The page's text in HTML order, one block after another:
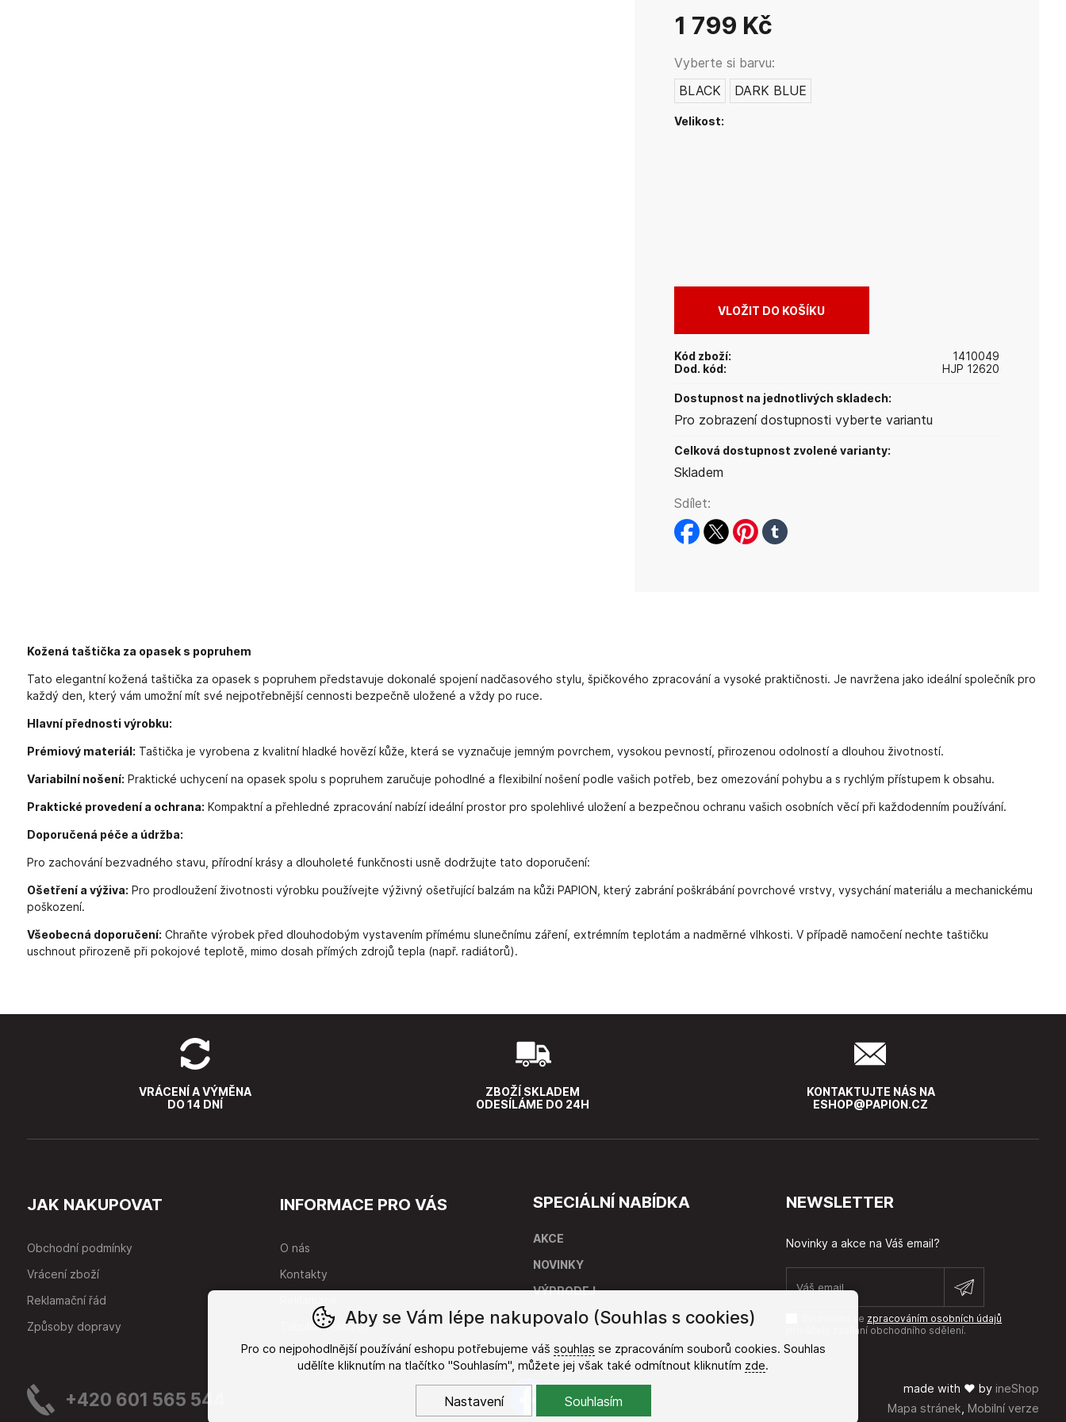
teplotě, mimo dosah přímých zdrojů tepla (např. radiátorů).
1 799 Kč
Vyberte si barvu:
BLACK
DARK BLUE
Velikost:
Kód zboží:
1410049
Dod. kód:
HJP 12620
Dostupnost na jednotlivých skladech:
Pro zobrazení dostupnosti vyberte variantu
Celková dostupnost zvolené varianty:
Skladem
Sdílet:
facebook
twitterpinterest
tumblr
Kožená taštička za opasek s popruhem
Tato elegantní kožená taštička za opasek s popruhem představuje dokonalé spojení nadčasového stylu, špičkového zpracování a vysoké praktičnosti. Je navržena jako ideální společník pro
každý den, který vám umožní mít své nejpotřebnější cennosti bezpečně uložené a vždy po ruce.
Hlavní přednosti výrobku:
Prémiový materiál: Taštička je vyrobena z kvalitní hladké hovězí kůže, která se vyznačuje jemným povrchem, vysokou pevností, přirozenou odolností a dlouhou životností.
Variabilní nošení: Praktické uchycení na opasek spolu s popruhem zaručuje pohodlné a flexibilní nošení podle vašich potřeb, bez omezování pohybu a s rychlým přístupem k obsahu.
Praktické provedení a ochrana: Kompaktní a přehledné zpracování nabízí ideální prostor pro spolehlivé uložení a bezpečnou ochranu vašich osobních věcí při každodenním používání.
Doporučená péče a údržba:
Pro zachování bezvadného stavu, přírodní krásy a dlouholeté funkčnosti usně dodržujte tato doporučení:
Ošetření a výživa: Pro prodloužení životnosti výrobku používejte výživný ošetřující balzám na kůži PAPION, který zabrání poškrábání povrchové vrstvy, vysychání materiálu a mechanickému
poškození.
Všeobecná doporučení: Chraňte výrobek před dlouhodobým vystavením přímému slunečnímu záření, extrémním teplotám a nadměrné vlhkosti. V případě namočení nechte taštičku
uschnout přirozeně při pokojové teplotě, mimo dosah přímých zdrojů tepla (např. radiátorů).
VRÁCENÍ A VÝMĚNA
DO 14 DNÍ
ZBOŽÍ SKLADEM
ODESÍLÁME DO 24H
KONTAKTUJTE NÁS NA
ESHOP@PAPION.CZ
JAK NAKUPOVAT
Obchodní podmínky
Vrácení zboží
Reklamační řád
Způsoby dopravy
INFORMACE PRO VÁS
O nás
Kontakty
Tabulka velikostí
SPECIÁLNÍ NABÍDKA
AKCE
NOVINKY
VÝPRODEJ
NEWSLETTER
Novinky a akce na Váš email?
Souhlasím se zpracováním osobních údajů
pro účely zasílání obchodního sdělení.
+420 601 565 544
made with ❤ byineShop
Mapa stránek ,Mobilní verze
Aby se Vám lépe nakupovalo (Souhlas s cookies)
Pro co nejpohodlnější používání eshopu potřebujeme váš souhlas se zpracováním souborů cookies. Souhlas
udělíte kliknutím na tlačítko "Souhlasím", můžete jej však také odmítnout kliknutím zde.
Nastavení Souhlasím